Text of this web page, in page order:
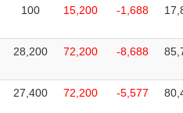
100 15,200 -1,688
28,200 72,200 -8,688
27,400 72,200 -5,577